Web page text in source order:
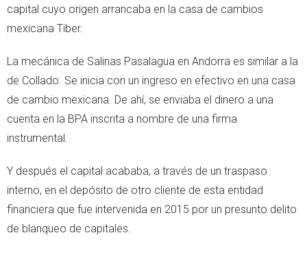
capital cuyo origen arrancaba en la casa de cambios
mexicana Tiber.
La mecánica de Salinas Pasalagua en Andorra es similar a la
de Collado. Se inicia con un ingreso en efectivo en una casa
de cambio mexicana. De ahí, se enviaba el dinero a una
cuenta en la BPA inscrita a nombre de una firma
instrumental.
Y después el capital acababa, a través de un traspaso
interno, en el depósito de otro cliente de esta entidad
financiera que fue intervenida en 2015 por un presunto delito
de blanqueo de capitales.